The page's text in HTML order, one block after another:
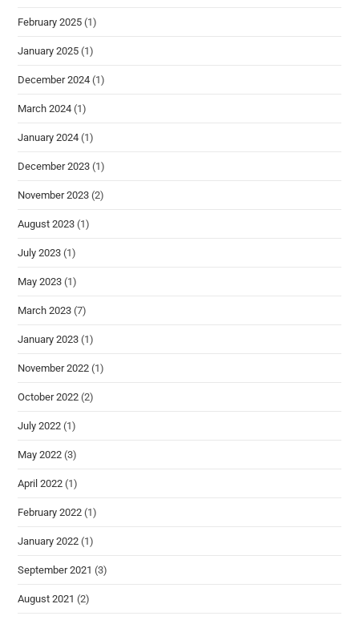
February 2025 (1)
January 2025 (1)
December 2024 (1)
March 2024 (1)
January 2024 (1)
December 2023 (1)
November 2023 (2)
August 2023 (1)
July 2023 (1)
May 2023 (1)
March 2023 (7)
January 2023 (1)
November 2022 (1)
October 2022 (2)
July 2022 (1)
May 2022 (3)
April 2022 (1)
February 2022 (1)
January 2022 (1)
September 2021 (3)
August 2021 (2)